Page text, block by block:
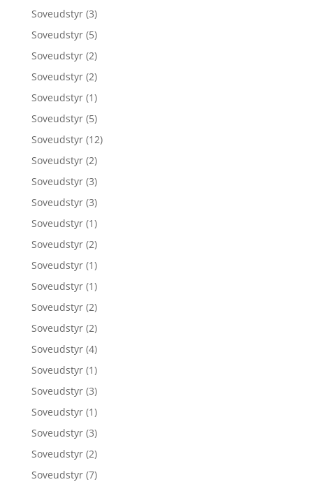
Soveudstyr (3)
Soveudstyr (5)
Soveudstyr (2)
Soveudstyr (2)
Soveudstyr (1)
Soveudstyr (5)
Soveudstyr (12)
Soveudstyr (2)
Soveudstyr (3)
Soveudstyr (3)
Soveudstyr (1)
Soveudstyr (2)
Soveudstyr (1)
Soveudstyr (1)
Soveudstyr (2)
Soveudstyr (2)
Soveudstyr (4)
Soveudstyr (1)
Soveudstyr (3)
Soveudstyr (1)
Soveudstyr (3)
Soveudstyr (2)
Soveudstyr (7)